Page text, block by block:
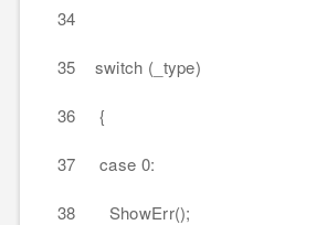
34
35 switch (_type)
36 {
37 case 0:
38 ShowErr();